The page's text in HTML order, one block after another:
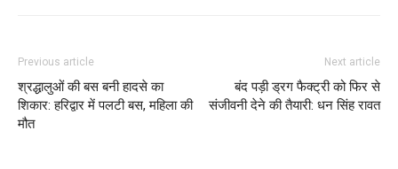
Previous article
श्रद्धालुओं की बस बनी हादसे का
शिकार: हरिद्वार में पलटी बस, महिला की
मौत
Next article
बंद पड़ी ड्रग फैक्ट्री को फिर से
संजीवनी देने की तैयारी: धन सिंह रावत